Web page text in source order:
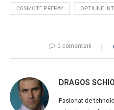
COSMOTE PREPAY OPTIUNE
0 comentarii
DRAGOS
Pasionat de